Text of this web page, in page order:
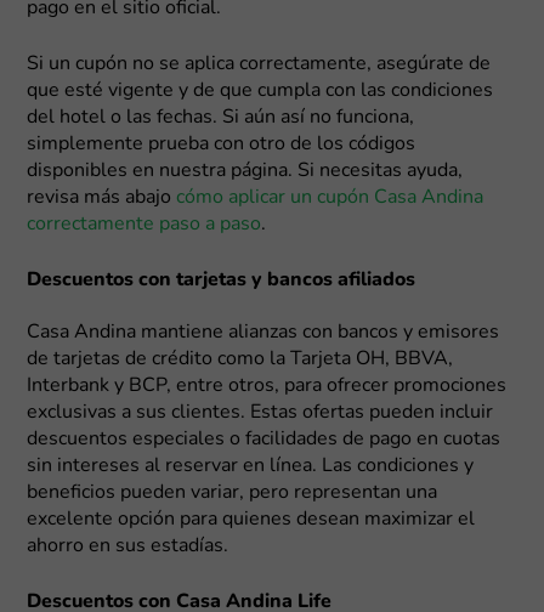
pago en el sitio oficial.
Si un cupón no se aplica correctamente, asegúrate de
que esté vigente y de que cumpla con las condiciones
del hotel o las fechas. Si aún así no funciona,
simplemente prueba con otro de los códigos
disponibles en nuestra página. Si necesitas ayuda,
revisa más abajo cómo aplicar un cupón Casa Andina
correctamente paso a paso.
Descuentos con tarjetas y bancos afiliados
Casa Andina mantiene alianzas con bancos y emisores
de tarjetas de crédito como la Tarjeta OH, BBVA,
Interbank y BCP, entre otros, para ofrecer promociones
exclusivas a sus clientes. Estas ofertas pueden incluir
descuentos especiales o facilidades de pago en cuotas
sin intereses al reservar en línea. Las condiciones y
beneficios pueden variar, pero representan una
excelente opción para quienes desean maximizar el
ahorro en sus estadías.
Descuentos con Casa Andina Life